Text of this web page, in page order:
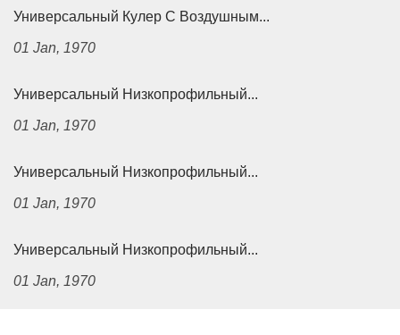
Универсальный Кулер С Воздушным...
01 Jan, 1970
Универсальный Низкопрофильный...
01 Jan, 1970
Универсальный Низкопрофильный...
01 Jan, 1970
Универсальный Низкопрофильный...
01 Jan, 1970